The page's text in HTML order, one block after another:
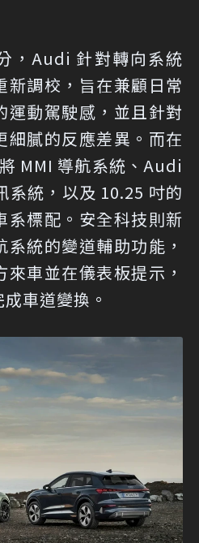
，Audi 針對轉向系統
新調校，旨在兼顧日常
運動駕駛感，並且針對
細膩的反應差異。而在
MMI 導航系統、Audi
統，以及 10.25 吋的
系標配。安全科技則新
統的變道輔助功能，
車並在儀表板提示，
車道變換。